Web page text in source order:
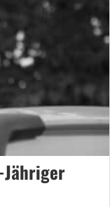
Jähriger